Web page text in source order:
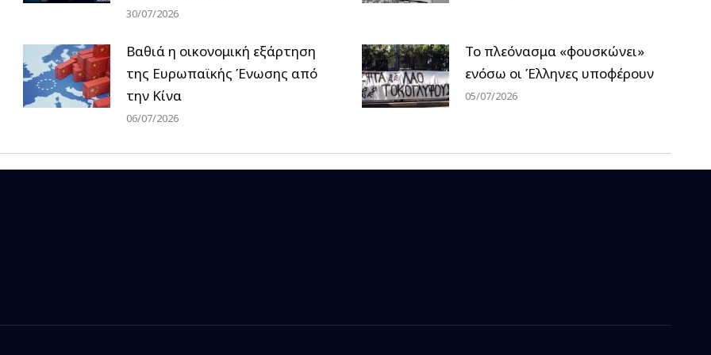
30/07/2026
Βαθιά η οικονομική εξάρτηση
της Ευρωπαϊκής Ένωσης από
την Κίνα
06/07/2026
Το πλεόνασμα «φουσκώνει»
ενόσω οι Έλληνες υποφέρουν
05/07/2026